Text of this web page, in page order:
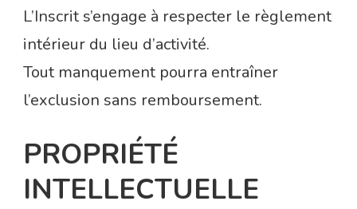
L’Inscrit s’engage à respecter le règlement
intérieur du lieu d’activité.
Tout manquement pourra entraîner
l’exclusion sans remboursement.
PROPRIÉTÉ
INTELLECTUELLE